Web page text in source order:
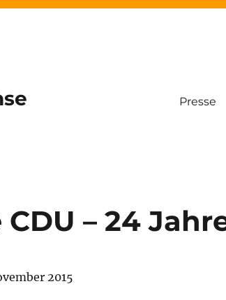
Presse
CDU – 24
2015